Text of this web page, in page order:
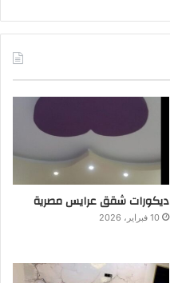
ديكورات شقق عرايس مصرية
10 فبراير، 2026